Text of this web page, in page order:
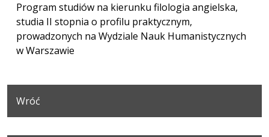
Program studiów na kierunku filologia angielska,
studia II stopnia o profilu praktycznym,
prowadzonych na Wydziale Nauk Humanistycznych
w Warszawie
Wróć